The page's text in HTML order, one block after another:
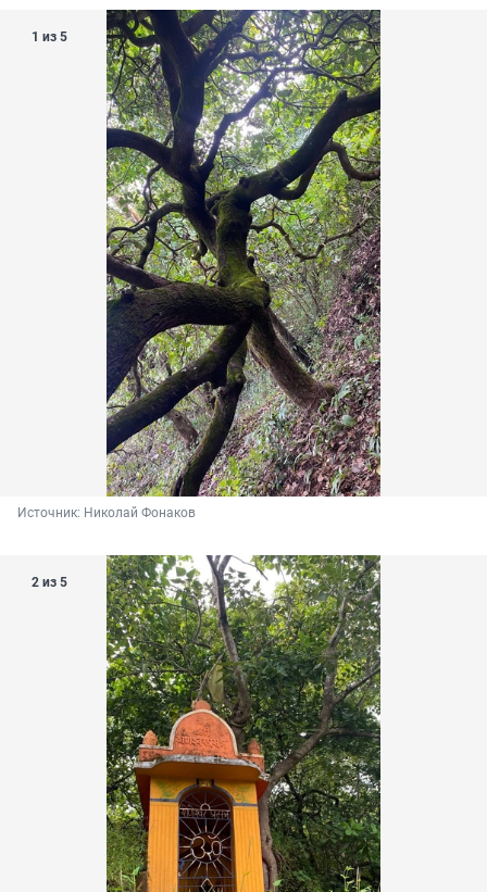
1 из 5
Источник: Николай Фонаков
2 из 5